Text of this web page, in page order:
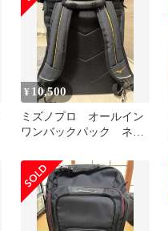
¥ 10,500
ミズノプロ オールイン
ワンバックパック ネイ